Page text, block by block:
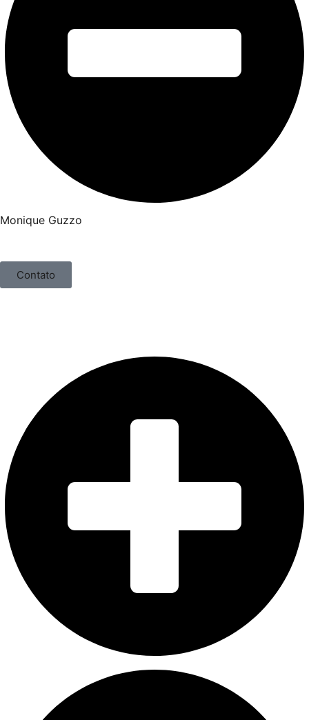
Monique Guzzo
Contato